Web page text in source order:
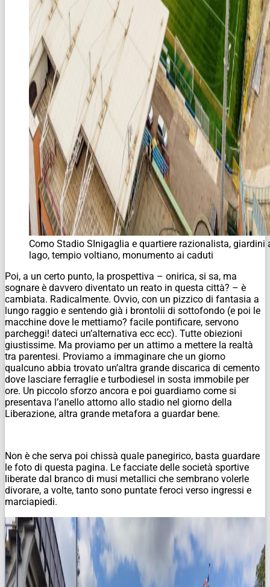
Como Stadio SInigaglia e quartiere razionalista, giardini
lago, tempio voltiano, monumento ai caduti
Poi, a un certo punto, la prospettiva – onirica, si sa, ma
sognare è davvero diventato un reato in questa città? – è
cambiata. Radicalmente. Ovvio, con un pizzico di fantasia a
lungo raggio e sentendo già i brontolii di sottofondo (e poi le
macchine dove le mettiamo? facile pontificare, servono
parcheggi! dateci un’alternativa ecc ecc). Tutte obiezioni
giustissime. Ma proviamo per un attimo a mettere la realtà
tra parentesi. Proviamo a immaginare che un giorno
qualcuno abbia trovato un’altra grande discarica di cemento
dove lasciare ferraglie e turbodiesel in sosta immobile per
ore. Un piccolo sforzo ancora e poi guardiamo come si
presentava l’anello attorno allo stadio nel giorno della
Liberazione, altra grande metafora a guardar bene.
Non è che serva poi chissà quale panegirico, basta guardare
le foto di questa pagina. Le facciate delle società sportive
liberate dal branco di musi metallici che sembrano volerle
divorare, a volte, tanto sono puntate feroci verso ingressi e
marciapiedi.